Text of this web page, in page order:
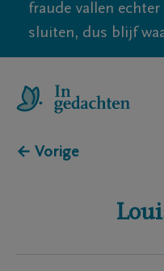
fraude vallen
sluiten, dus blijf
← Vorige